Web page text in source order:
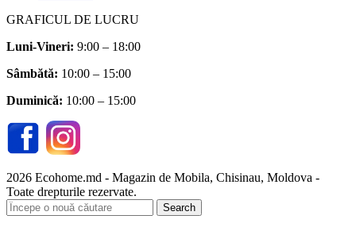
GRAFICUL DE LUCRU
Luni-Vineri: 9:00 – 18:00
Sâmbătă: 10:00 – 15:00
Duminică: 10:00 – 15:00
2026 Ecohome.md - Magazin de Mobila, Chisinau, Moldova -
Toate drepturile rezervate.
Search